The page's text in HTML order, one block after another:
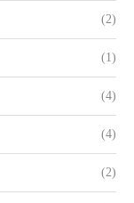
(2)
(1)
(4)
(4)
(2)